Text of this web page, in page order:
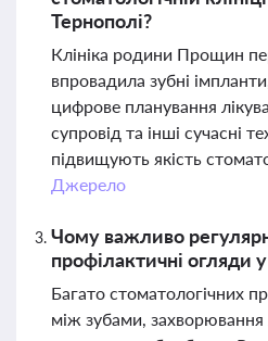
Тернополі?
Клініка родини Прощин
впровадила зубні
цифрове планування
супровід та інші сучасні
підвищують якість
Джерело
Чому важливо
профілактичні огляди
Багато стоматологічних
між зубами,